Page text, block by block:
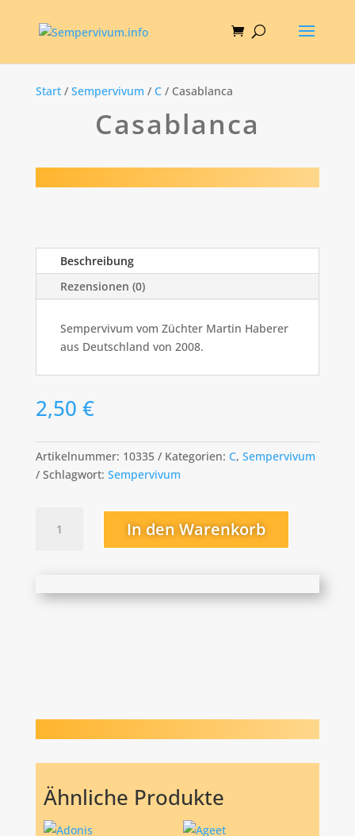
Start/ Sempervivum / C/ Casablanca
Casablanca
Beschreibung
Rezensionen (0)
Sempervivum vom Züchter Martin Haberer
aus Deutschland von 2008.
2,50 €
Artikelnummer: 10335 Kategorien: C, Sempervivum
Schlagwort: Sempervivum
Menge
In den Warenkorb
Ähnliche Produkte